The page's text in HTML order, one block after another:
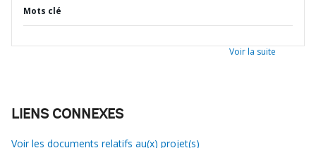
Mots clé
Voir la suite
LIENS CONNEXES
Voir les documents relatifs au(x) projet(s)